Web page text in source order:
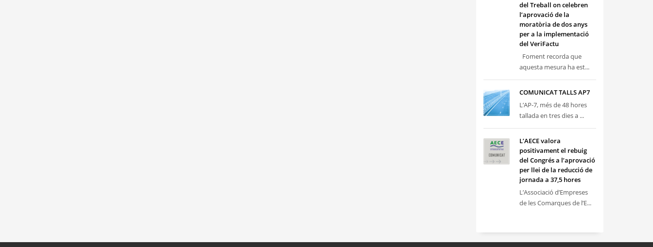
del Treball on celebren
l’aprovació de la
moratòria de dos anys
per a la implementació
del VeriFactu
Foment recorda que
aquesta mesura ha est...
COMUNICAT TALLS AP7
L’AP-7, més de 48 hores
tallada en tres dies a ...
L’AECE valora
positivament el rebuig
del Congrés a l’aprovació
per llei de la reducció de
jornada a 37,5 hores
L’Associació d’Empreses
de les Comarques de l’E...